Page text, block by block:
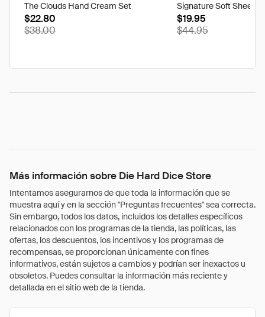
The Clouds Hand Cream Set
$22.80
$38.00
Signature Soft Sheet
$19.95
$44.95
Más información sobre Die Hard Dice Store
Intentamos asegurarnos de que toda la información que se
muestra aquí y en la sección "Preguntas frecuentes" sea correcta.
Sin embargo, todos los datos, incluidos los detalles específicos
relacionados con los programas de la tienda, las políticas, las
ofertas, los descuentos, los incentivos y los programas de
recompensas, se proporcionan únicamente con fines
informativos, están sujetos a cambios y podrían ser inexactos u
obsoletos. Puedes consultar la información más reciente y
detallada en el sitio web de la tienda.